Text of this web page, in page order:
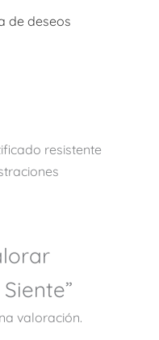
de deseos
resistente
valoración.